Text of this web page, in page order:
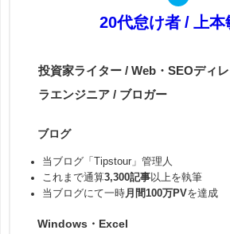
20代怠け者 / 上本
投資家ライター / Web・SEOディ
ラエンジニア / ブロガー
ブログ
当ブログ「Tipstour」管理人
これまで通算3,300記事以上を執筆
当ブログにて一時月間100万PVを達成
Windows・Excel